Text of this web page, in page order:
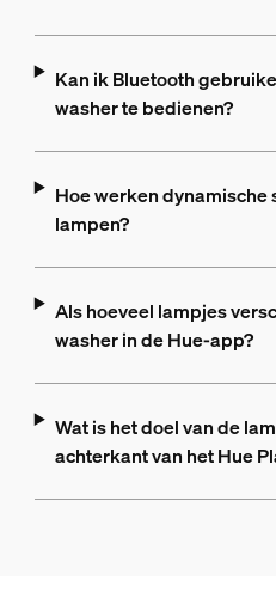
Kan ik Bluetooth
washer te bedienen?
Hoe werken
lampen?
Als hoeveel lampjes
washer in de Hue-app?
Wat is het doel van de
achterkant van het Hue